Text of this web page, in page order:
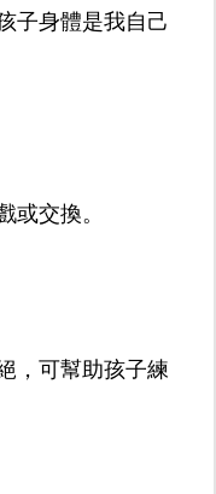
子身體是我自己
或交換。
，可幫助孩子練